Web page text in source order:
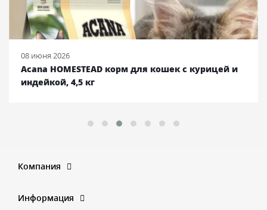
08 июня 2026
Acana HOMESTEAD корм для кошек с курицей и
индейкой, 4,5 кг
Компания
Информация